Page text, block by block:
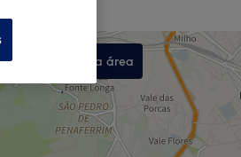
Procurar nesta área
,